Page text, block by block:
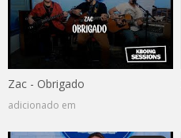
Zac - Obrigado
adicionado em